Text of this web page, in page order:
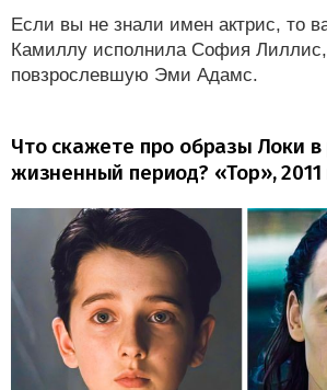
Если вы не знали имен актрис, то
Камиллу исполнила София
повзрослевшую Эми Адамс.
Что скажете про образы Локи
жизненный период? «Тор», 2011